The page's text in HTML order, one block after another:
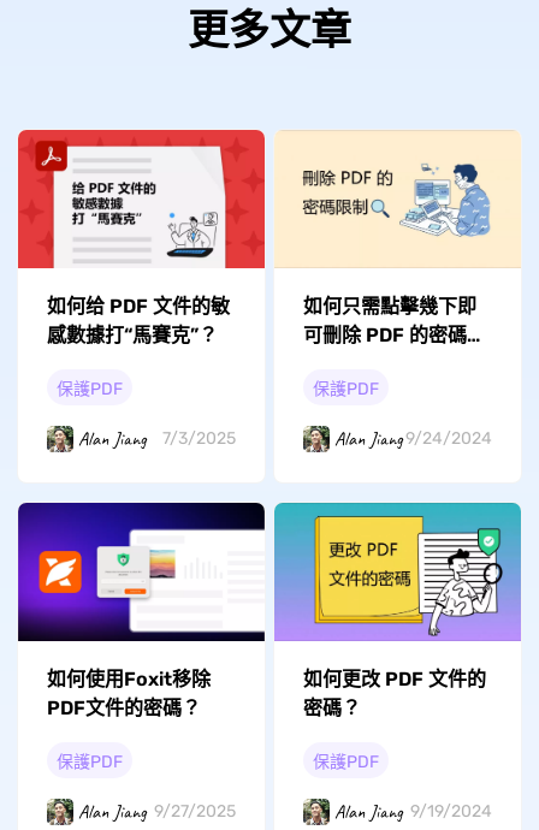
更多文章
如何给 PDF 文件的敏
感數據打“馬賽克”？
保護PDF
Alan Jiang 7/3/2025
如何只需點擊幾下即
可刪除 PDF 的密碼限
保護PDF
Alan Jiang9/24/2024
如何使用Foxit移除
PDF文件的密碼？
保護PDF
Alan Jiang 9/27/2025
如何更改 PDF 文件的
密碼？
保護PDF
Alan Jiang 9/19/2024